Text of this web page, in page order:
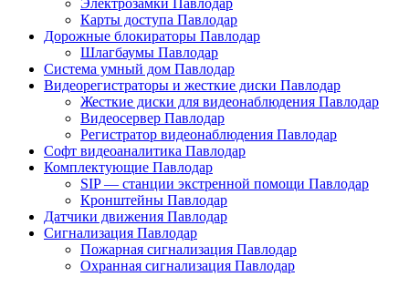
Карты доступа Павлодар
Дорожные блокираторы Павлодар
Шлагбаумы Павлодар
Система умный дом Павлодар
Видеорегистраторы и жесткие диски Павлодар
Жесткие диски для видеонаблюдения Павлодар
Видеосервер Павлодар
Регистратор видеонаблюдения Павлодар
Софт видеоаналитика Павлодар
Комплектующие Павлодар
SIP — станции экстренной помощи Павлодар
Кронштейны Павлодар
Датчики движения Павлодар
Сигнализация Павлодар
Пожарная сигнализация Павлодар
Охранная сигнализация Павлодар